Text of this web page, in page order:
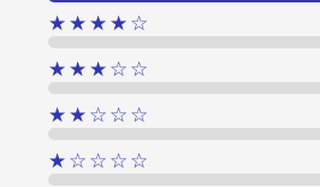
★★★★☆
★★★☆☆
★★☆☆☆
★☆☆☆☆